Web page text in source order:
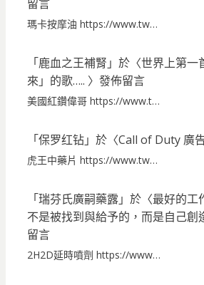
留言
瑪卡按摩油 https://www.tw…
「鹿血之王補腎 」於〈世界上第一
來」的歌….. 〉發佈留言
美國紅鑽偉哥 https://www.t…
「保罗红钻」於〈Call of Duty 廣
虎王中藥片 https://www.tw…
「瑞芬氏廣嗣藥露」於〈最好的工
不是被找到與給予的，而是自己創
留言
2H2D延時噴劑 https://www…